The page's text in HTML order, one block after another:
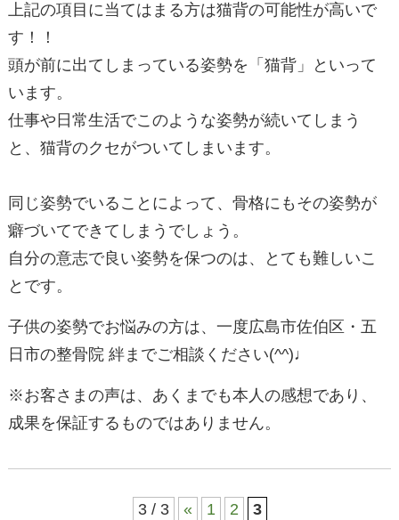
上記の項目に当てはまる方は猫背の可能性が高いで
す！！
頭が前に出てしまっている姿勢を「猫背」といって
います。
仕事や日常生活でこのような姿勢が続いてしまう
と、猫背のクセがついてしまいます。
同じ姿勢でいることによって、骨格にもその姿勢が
癖づいてできてしまうでしょう。
自分の意志で良い姿勢を保つのは、とても難しいこ
とです。
子供の姿勢でお悩みの方は、一度広島市佐伯区・五
日市の整骨院 絆までご相談ください(^^)♩
※お客さまの声は、あくまでも本人の感想であり、
成果を保証するものではありません。
3 / 3 « 1 2 3